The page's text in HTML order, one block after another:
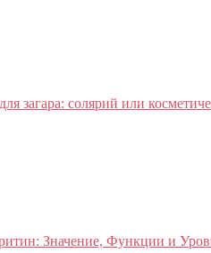
загара: солярий или
Значение, Функции и